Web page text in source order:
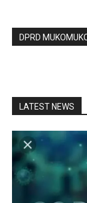
DPRD
LATEST NEWS